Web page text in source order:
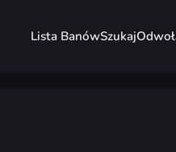
Lista BanówSzukaj